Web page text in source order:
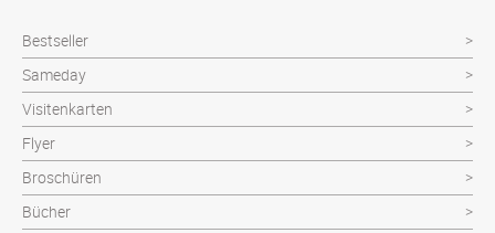
Bestseller
Sameday
Visitenkarten
Flyer
Broschüren
Bücher